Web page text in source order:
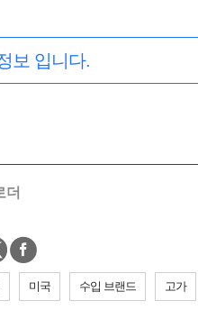
보 입니다.
더
미국 수입 브랜드 고가